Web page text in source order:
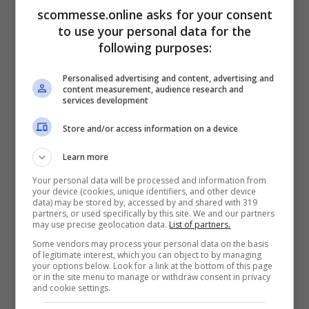
Samuel Chukwueze: la stampa specializzata non ha dubbi,
è lui l’acquisto dell’estate (ansa foto) – scommesse.online
scommesse.online asks for your consent
to use your personal data for the
following purposes:
Personalised advertising and content, advertising and
content measurement, audience research and
services development
Store and/or access information on a device
Learn more
Your personal data will be processed and information from
your device (cookies, unique identifiers, and other device
data) may be stored by, accessed by and shared with 319
partners, or used specifically by this site. We and our partners
may use precise geolocation data. List of partners.
Some vendors may process your personal data on the basis
of legitimate interest, which you can object to by managing
your options below. Look for a link at the bottom of this page
or in the site menu to manage or withdraw consent in privacy
and cookie settings.